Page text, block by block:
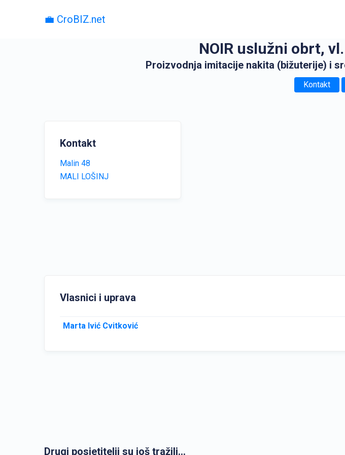
💼 CroBIZ.net
NOIR uslužni obrt,
Proizvodnja imitacije nakita (bižuterije) i
Kontakt
Kontakt
Malin 48
MALI LOŠINJ
Vlasnici i uprava
Marta Ivić Cvitković
Drugi posjetitelji su još tražili...